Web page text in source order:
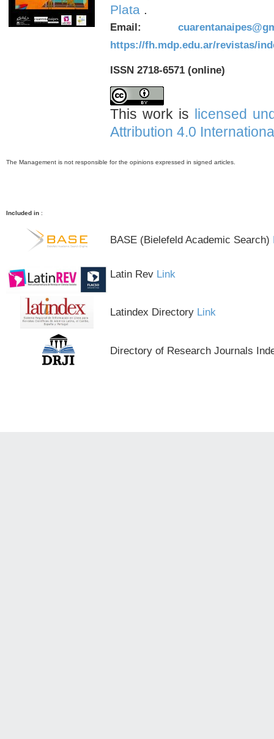
Plata .
Email:
https://fh.mdp.edu.ar/revistas/
ISSN 2718-6571 (online)
This work is
licensed
Attribution 4.0
The Management is not responsible for the opinions expressed in signed articles.
Included in :
BASE (Bielefeld Academic Search)
Latin Rev Link
Latindex Directory Link
Directory of Research Journals